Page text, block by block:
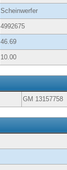
Scheinwerfer
4992675
46.69
10.00
GM 13157758